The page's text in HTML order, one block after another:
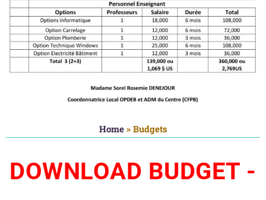
Home» Budgets
DOWNLOAD BUDGET -